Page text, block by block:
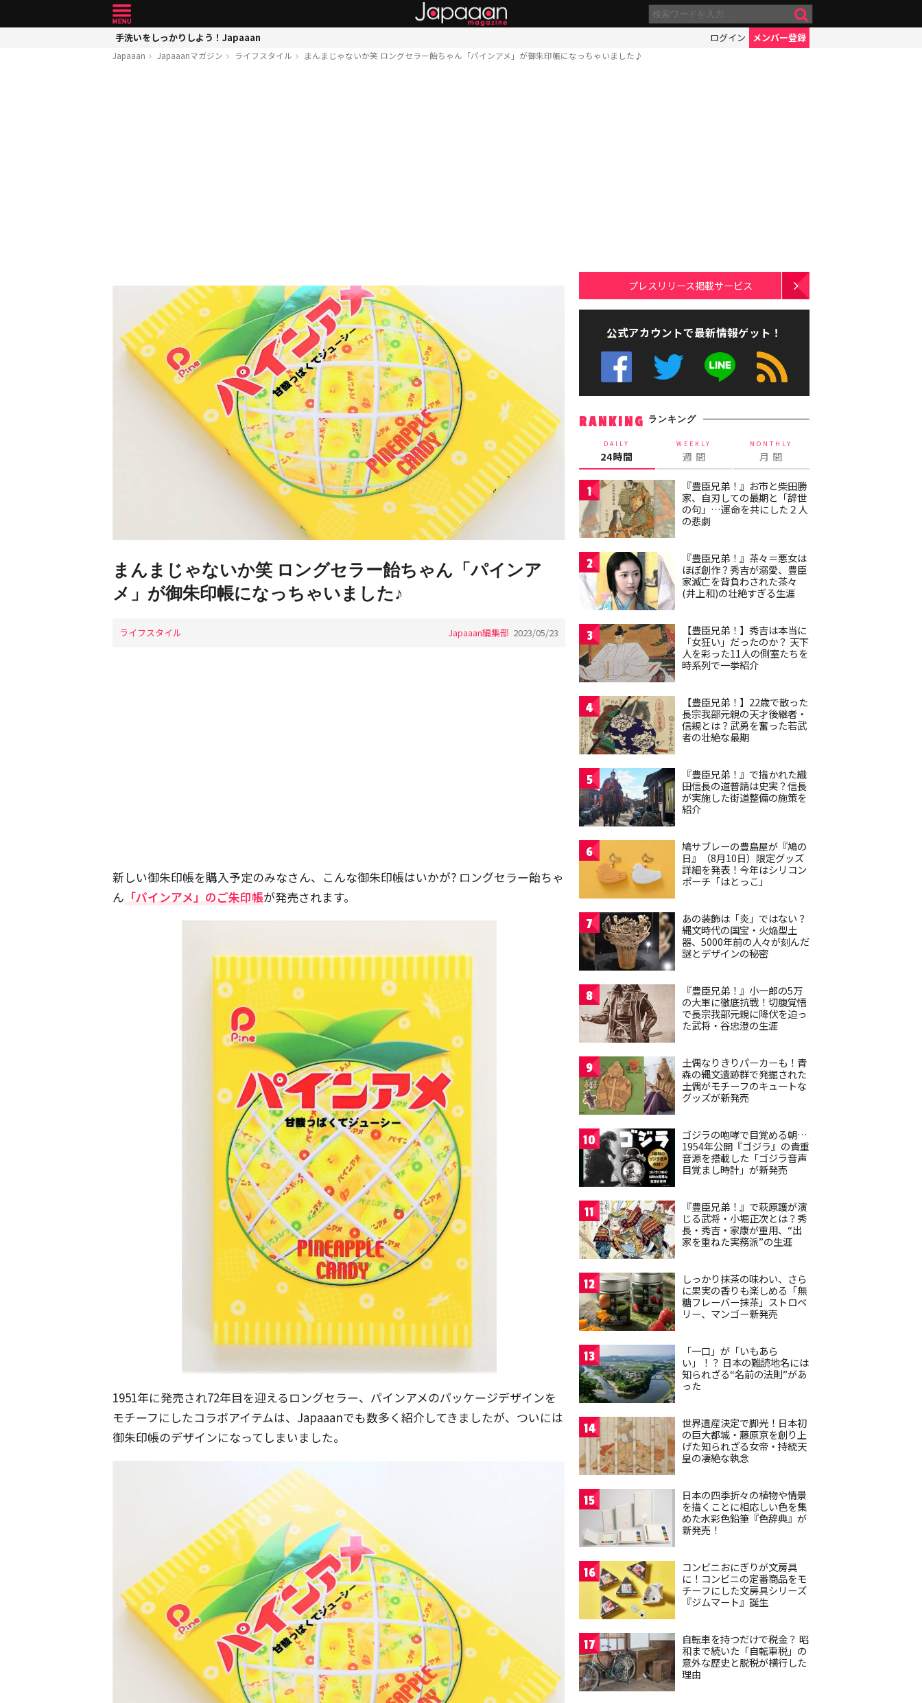
手洗いをしっかりしよう！Japaaan ログイン メンバー登録
Japaaan Japaaanマガジン ライフスタイル まんまじゃないか笑 ロングセラー飴ちゃん「パインアメ」が御朱印帳になっちゃいました♪
まんまじゃないか笑 ロングセラー飴ちゃん「パインア
メ」が御朱印帳になっちゃいました♪
ライフスタイル Japaaan編集部 2023/05/23
新しい御朱印帳を購入予定のみなさん、こんな御朱印帳はいかが? ロングセラー飴ちゃ
ん 「パインアメ」のご朱印帳が発売されます。
1951年に発売され72年目を迎えるロングセラー、パインアメのパッケージデザインを
モチーフにしたコラボアイテムは、Japaaanでも数多く紹介してきましたが、ついには
御朱印帳のデザインになってしまいました。
プレスリリース掲載サービス
公式アカウントで最新情報ゲット！
RANKING ランキング
DAILY
24時間
WEEKLY
週 間
MONTHLY
月 間
1
『豊臣兄弟！』お市と柴田勝
家、自刃しての最期と「辞世
の句」…運命を共にした２人
の悲劇
2
『豊臣兄弟！』茶々＝悪女は
ほぼ創作？秀吉が溺愛、豊臣
家滅亡を背負わされた茶々
(井上和)の壮絶すぎる生涯
3
【豊臣兄弟！】秀吉は本当に
「女狂い」だったのか？ 天下
人を彩った11人の側室たちを
時系列で一挙紹介
4
【豊臣兄弟！】22歳で散った
長宗我部元親の天才後継者・
信親とは？武勇を奮った若武
者の壮絶な最期
5
『豊臣兄弟！』で描かれた織
田信長の道普請は史実？信長
が実施した街道整備の施策を
紹介
6
鳩サブレーの豊島屋が『鳩の
日』（8月10日）限定グッズ
詳細を発表！今年はシリコン
ポーチ「はとっこ」
7
あの装飾は「炎」ではない？
縄文時代の国宝・火焔型土
器、5000年前の人々が刻んだ
謎とデザインの秘密
8
『豊臣兄弟！』小一郎の5万
の大軍に徹底抗戦！切腹覚悟
で長宗我部元親に降伏を迫っ
た武将・谷忠澄の生涯
9
土偶なりきりパーカーも！青
森の縄文遺跡群で発掘された
土偶がモチーフのキュートな
グッズが新発売
10
ゴジラの咆哮で目覚める朝…
1954年公開『ゴジラ』の貴重
音源を搭載した「ゴジラ音声
目覚まし時計」が新発売
11
『豊臣兄弟！』で萩原護が演
じる武将・小堀正次とは？秀
長・秀吉・家康が重用、“出
家を重ねた実務派”の生涯
12
しっかり抹茶の味わい、さら
に果実の香りも楽しめる「無
糖フレーバー抹茶」ストロベ
リー、マンゴー新発売
13
「一口」が「いもあら
い」！？ 日本の難読地名には
知られざる“名前の法則”があ
った
14
世界遺産決定で脚光！日本初
の巨大都城・藤原京を創り上
げた知られざる女帝・持統天
皇の凄絶な執念
15
日本の四季折々の植物や情景
を描くことに相応しい色を集
めた水彩色鉛筆『色辞典』が
新発売！
16
コンビニおにぎりが文房具
に！コンビニの定番商品をモ
チーフにした文房具シリーズ
『ジムマート』誕生
17
自転車を持つだけで税金？ 昭
和まで続いた「自転車税」の
意外な歴史と脱税が横行した
理由